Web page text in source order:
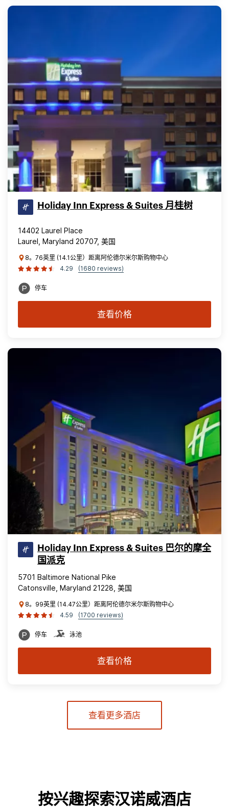
Holiday Inn Express & Suites 月桂树
14402 Laurel Place
Laurel, Maryland 20707, 美国
8。76英里 (14.1公里）距离阿伦德尔米尔斯购物中心
4.29
(1680 reviews)
停车
查看价格
Holiday Inn Express & Suites 巴尔的摩全
国派克
5701 Baltimore National Pike
Catonsville, Maryland 21228, 美国
8。99英里 (14.47公里）距离阿伦德尔米尔斯购物中心
4.59
(1700 reviews)
停车 泳池
查看价格
查看更多酒店
按兴趣探索汉诺威酒店